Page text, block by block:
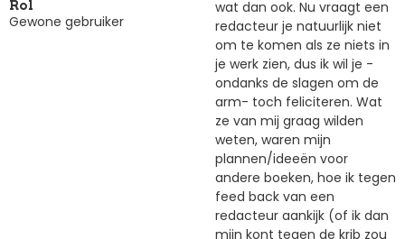
Rol
Gewone gebruiker
wat dan ook. Nu vraagt een
redacteur je natuurlijk niet
om te komen als ze niets in
je werk zien, dus ik wil je -
ondanks de slagen om de
arm- toch feliciteren. Wat
ze van mij graag wilden
weten, waren mijn
plannen/ideeën voor
andere boeken, hoe ik tegen
feed back van een
redacteur aankijk (of ik dan
mijn kont tegen de krib zou